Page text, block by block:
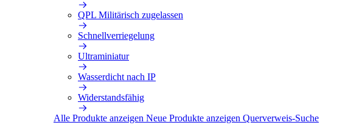
QPL Militärisch zugelassen
Schnellverriegelung
Ultraminiatur
Wasserdicht nach IP
Widerstandsfähig
Alle Produkte anzeigen Neue Produkte anzeigen Querverweis-Suche